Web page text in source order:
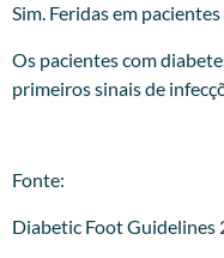
Sim. Feridas em
Os pacientes com
primeiros sinais de
Fonte:
Diabetic Foot Guidelines